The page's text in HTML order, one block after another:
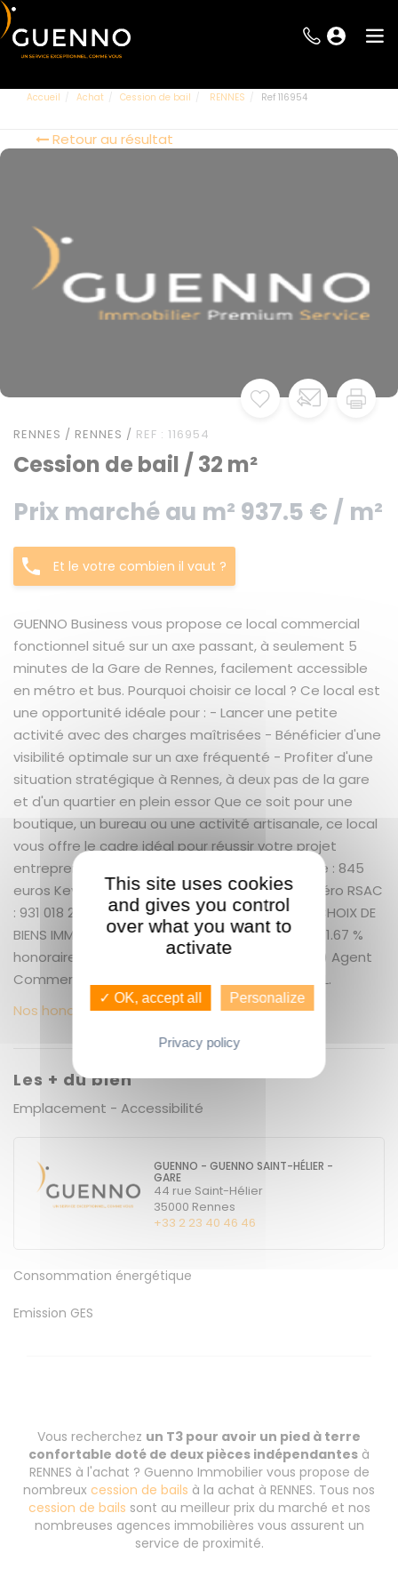
Accueil Achat Cession de bail RENNES Ref 116954
Retour au résultat
RENNES / RENNES / REF : 116954
Cession de bail / 32 m²
Prix marché au m² 937.5 € / m²
Et le votre combien il vaut ?
GUENNO Business vous propose ce local commercial
fonctionnel situé sur un axe passant, à seulement 5
minutes de la Gare de Rennes, facilement accessible
en métro et bus. Pourquoi choisir ce local ? Ce local est
une opportunité idéale pour : - Lancer une petite
activité avec des charges maîtrisées - Bénéficier d'une
visibilité optimale sur un axe fréquenté - Profiter d'une
situation stratégique à Rennes, à deux pas de la gare
et d'un quartier en plein essor Que ce soit pour une
boutique, un bureau ou une activité artisanale, ce local
vous offre le cadre idéal pour réussir votre projet
entrepreneurial. Loyer TTC et charges comprise : 845
euros Kevin Gumus - Agent commercial - Numéro RSAC
: 931 018 212 GUENNO IMMOBILIER LE PLUS GRAND CHOIX DE
BIENS IMMOBILIERS SUR RENNES ET ALENTOURS ! + 11.67 %
honoraires de négociation HC. KEVIN GUMUS (EI) Agent
Commercial - Numéro RSAC : 931 018 212 - LAVAL.
Nos honoraires
Les + du bien
Emplacement - Accessibilité
GUENNO - GUENNO SAINT-HÉLIER -
GARE
44 rue Saint-Hélier
35000 Rennes
+33 2 23 40 46 46
Consommation énergétique
Emission GES
Vous recherchez un T3 pour avoir un pied à terre
confortable doté de deux pièces indépendantes à
RENNES à l'achat ? Guenno Immobilier vous propose de
nombreux cession de bails à la achat à RENNES. Tous nos
cession de bails sont au meilleur prix du marché et nos
nombreuses agences immobilières vous assurent un
service de proximité.
This site uses cookies
and gives you control
over what you want to
activate
✓ OK, accept all Personalize
Privacy policy